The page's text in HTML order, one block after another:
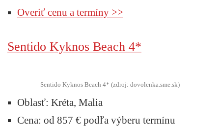
Overiť cenu a termíny >>
Sentido Kyknos Beach 4*
Sentido Kyknos Beach 4* (zdroj: dovolenka.sme.sk)
Oblasť: Kréta, Malia
Cena: od 857 € podľa výberu termínu